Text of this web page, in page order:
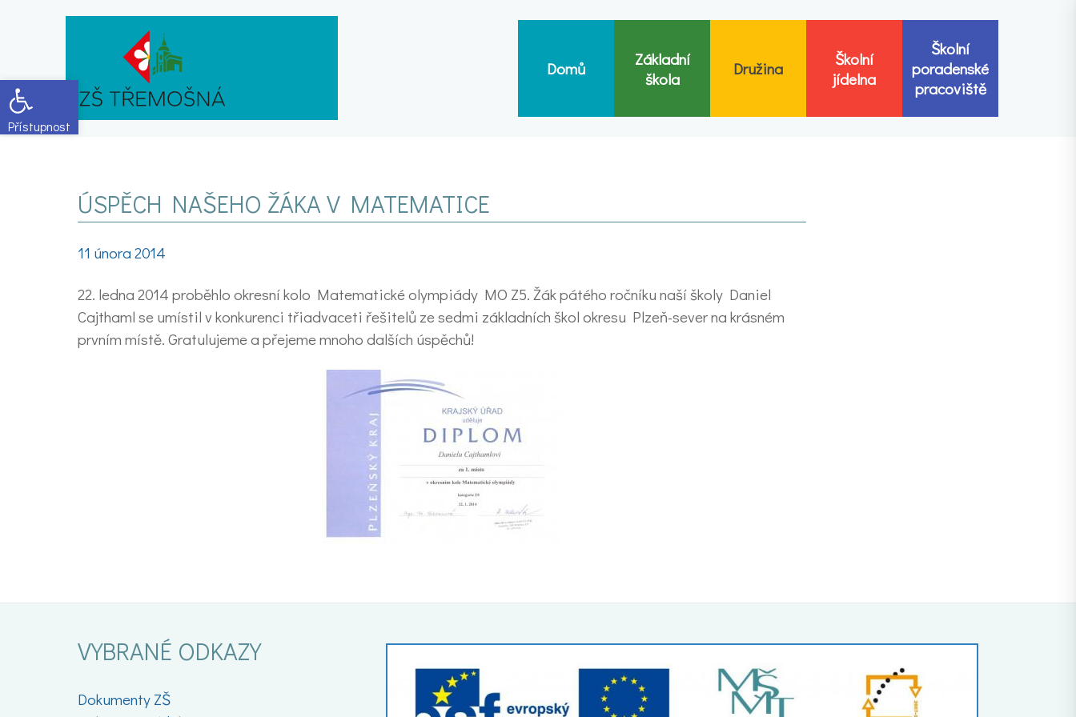
Open toolbar
Domů
Základní
škola
Družina
Školní
jídelna
Školní
poradenské
pracoviště
ÚSPĚCH NAŠEHO ŽÁKA V MATEMATICE
11 února 2014
22. ledna 2014 proběhlo okresní kolo Matematické olympiády MO Z5. Žák pátého ročníku naší školy Daniel
Cajthaml se umístil v konkurenci třiadvaceti řešitelů ze sedmi základních škol okresu Plzeň-sever na krásném
prvním místě. Gratulujeme a přejeme mnoho dalších úspěchů!
VYBRANÉ ODKAZY
Dokumenty ZŠ